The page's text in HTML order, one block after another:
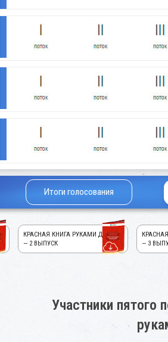
Итоги голосования
КРАСНАЯ КНИГА РУКАМИ ДЕТЕЙ!
— 2 ВЫПУСК
— 3
Участники пятого